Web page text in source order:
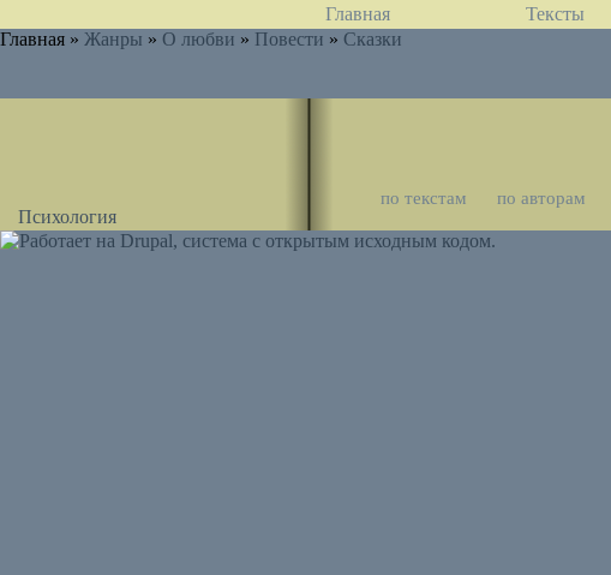
Главная Тексты
Главная » Жанры » О любви » Повести » Сказки
Психология
по текстам по авторам